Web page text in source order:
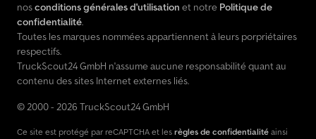
nosconditions générales d'utilisation et notre Politique de
confidentialité.
Toutes les marques nommées appartiennent à leurs porpriétaires
respectifs.
TruckScout24 GmbH n'assume aucune responsabilité quant au
contenu des sites Internet externes liés.
© 2000 - 2026 TruckScout24 GmbH
Ce site est protégé par reCAPTCHA et les règles de confidentialité ainsi